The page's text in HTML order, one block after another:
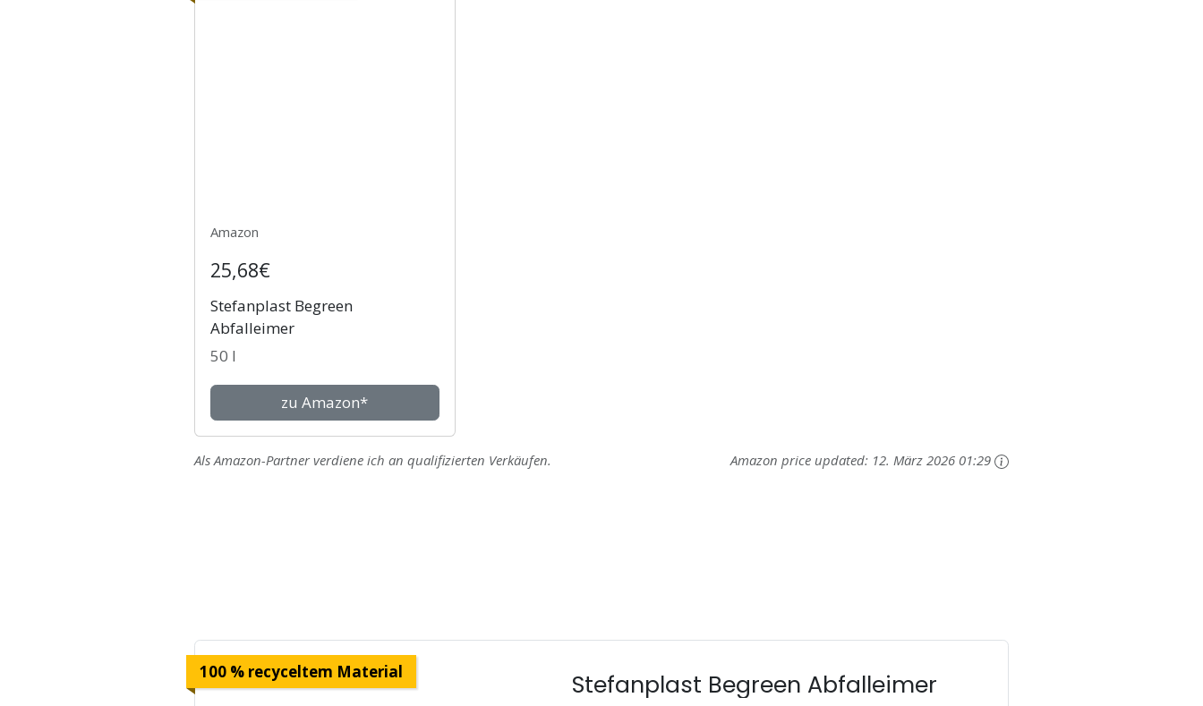
Amazon
25,68€
Stefanplast Begreen
Abfalleimer
50 l
zu Amazon*
Amazon price updated: 12. März 2026 01:29
Als Amazon-Partner verdiene ich an qualifizierten Verkäufen.
100 % recyceltem Material Stefanplast Begreen Abfalleimer